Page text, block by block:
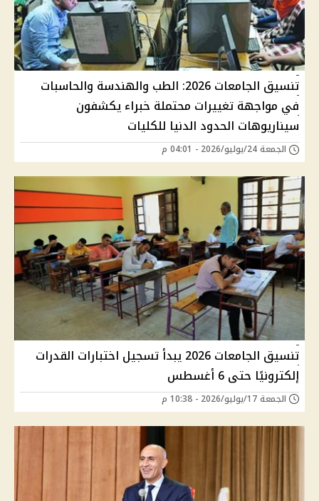
تنسيق الجامعات 2026: الطب والهندسة والحاسبات
في مواجهة تغييرات محتملة خبراء يكشفون
سيناريوهات الحدود الدنيا للكليات
الجمعة 24/يوليو/2026 - 04:01 م
تنسيق الجامعات 2026 يبدأ تسجيل اختبارات القدرات
إلكترونيًا حتى 6 أغسطس
الجمعة 17/يوليو/2026 - 10:38 م